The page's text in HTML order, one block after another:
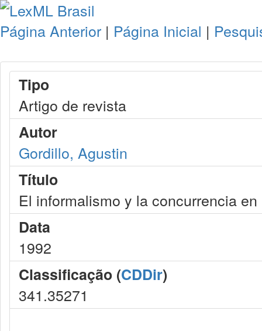
Página Anterior | Página Inicial |
Tipo
Artigo de revista
Autor
Gordillo, Agustin
Título
El informalismo y la concurrencia
Data
1992
Classificação (CDDir)
341.35271